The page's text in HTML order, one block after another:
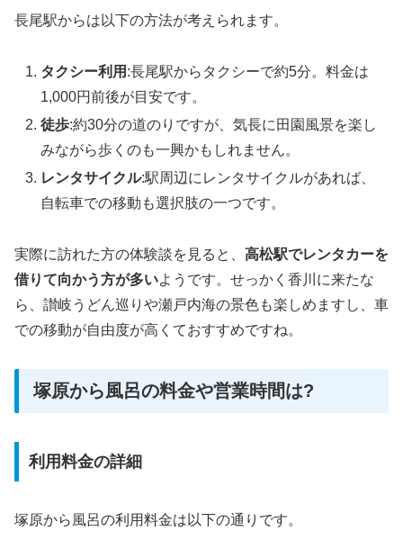
長尾駅からは以下の方法が考えられます。
タクシー利用 :長尾駅からタクシーで約5分。料金は
1,000円前後が目安です。
徒歩:約30分の道のりですが、気長に田園風景を楽し
みながら歩くのも一興かもしれません。
レンタサイクル:駅周辺にレンタサイクルがあれば、
自転車での移動も選択肢の一つです。
実際に訪れた方の体験談を見ると、 高松駅でレンタカーを
借りて向かう方が多いようです。せっかく香川に来たな
ら、讃岐うどん巡りや瀬戸内海の景色も楽しめますし、車
での移動が自由度が高くておすすめですね。
塚原から風呂の料金や営業時間は?
利用料金の詳細
塚原から風呂の利用料金は以下の通りです。